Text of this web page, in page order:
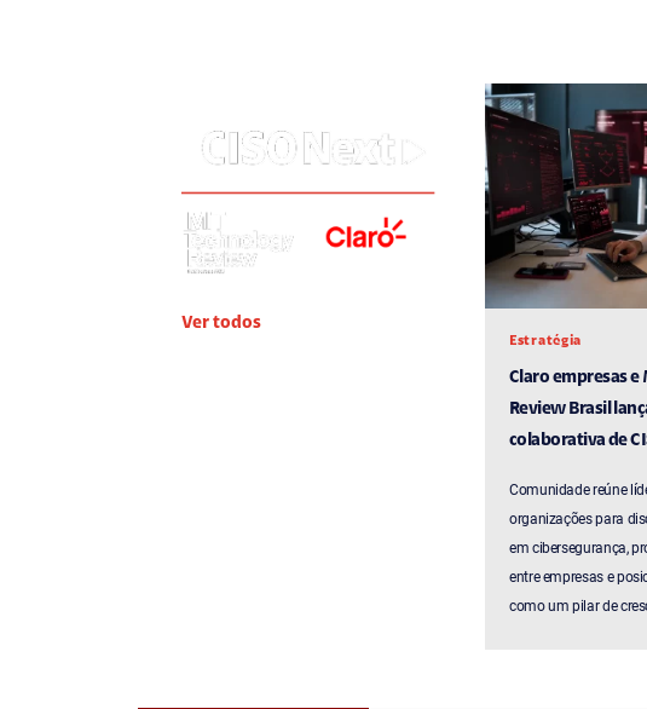
Ver todos
Estratégia
Claro empresas e
Review Brasil
colaborativa de
Comunidade reúne
organizações para
em cibersegurança,
entre empresas e
como um pilar de